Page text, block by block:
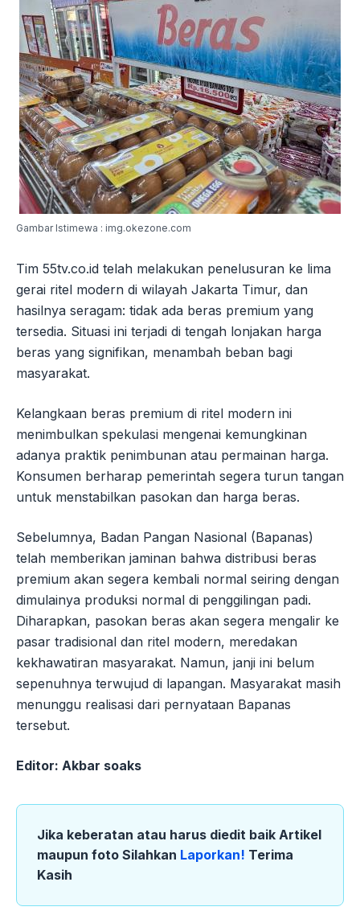
Gambar Istimewa : img.okezone.com
Tim 55tv.co.id telah melakukan penelusuran ke lima
gerai ritel modern di wilayah Jakarta Timur, dan
hasilnya seragam: tidak ada beras premium yang
tersedia. Situasi ini terjadi di tengah lonjakan harga
beras yang signifikan, menambah beban bagi
masyarakat.
Kelangkaan beras premium di ritel modern ini
menimbulkan spekulasi mengenai kemungkinan
adanya praktik penimbunan atau permainan harga.
Konsumen berharap pemerintah segera turun tangan
untuk menstabilkan pasokan dan harga beras.
Sebelumnya, Badan Pangan Nasional (Bapanas)
telah memberikan jaminan bahwa distribusi beras
premium akan segera kembali normal seiring dengan
dimulainya produksi normal di penggilingan padi.
Diharapkan, pasokan beras akan segera mengalir ke
pasar tradisional dan ritel modern, meredakan
kekhawatiran masyarakat. Namun, janji ini belum
sepenuhnya terwujud di lapangan. Masyarakat masih
menunggu realisasi dari pernyataan Bapanas
tersebut.
Editor: Akbar soaks
Jika keberatan atau harus diedit baik Artikel
maupun foto Silahkan Laporkan! Terima
Kasih